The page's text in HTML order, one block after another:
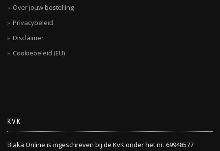
Over jouw bestelling
Privacybeleid
Disclaimer
Cookiebeleid (EU)
KVK
Blaka Online is ingeschreven bij de KvK onder het nr. 69948577